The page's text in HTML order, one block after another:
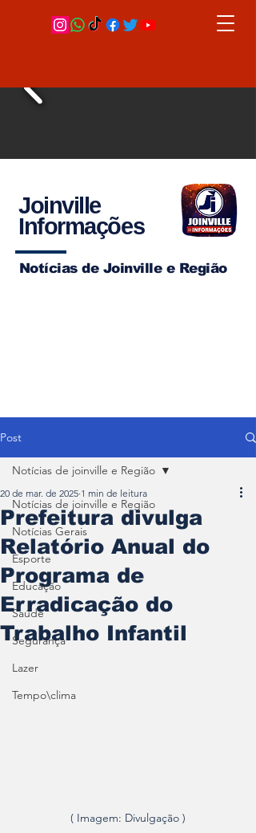
Joinville
Informações
Notícias de Joinville e Região
Post
Notícias de joinville e Região
Notícias Gerais
Esporte
Educação
Saúde
Segurança
Lazer
Tempo\clima
Notícias de joinville e Região
Prefeitura divulga
Relatório Anual do
Programa de
Erradicação do
Trabalho Infantil
20 de mar. de 2025 1 min de leitura
( Imagem: Divulgação )